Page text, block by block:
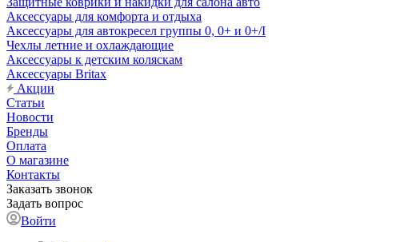
Аксессуары для комфорта и отдыха
Аксессуары для автокресел группы 0, 0+ и 0+/I
Чехлы летние и охлаждающие
Аксессуары к детским коляскам
Аксессуары Britax
Акции
Статьи
Новости
Бренды
Оплата
О магазине
Контакты
Заказать звонок
Задать вопрос
Войти